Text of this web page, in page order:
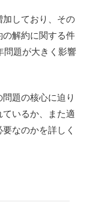
しており、その
解約に関する件
問題が大きく影響
題の核心に迫り
いるか、また適
なのかを詳しく